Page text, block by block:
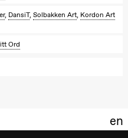
en
, DansiT,Solbakken Art, Kordon Art
Ord